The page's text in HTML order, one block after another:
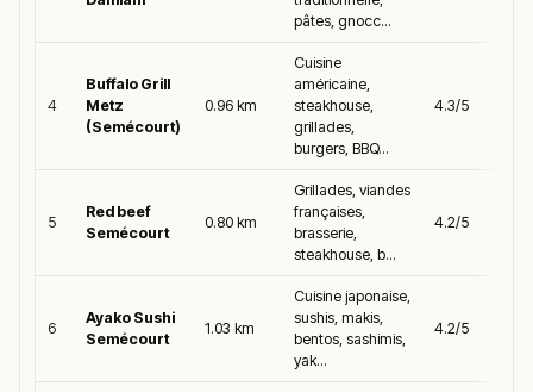
pâtes, gnocc...
4
Buffalo Grill
Metz
(Semécourt)
0.96 km
Cuisine
américaine,
steakhouse,
grillades,
burgers, BBQ...
4.3/5
5
Red beef
Semécourt
0.80 km
Grillades, viandes
françaises,
brasserie,
steakhouse, b...
4.2/5
6
Ayako Sushi
Semécourt
1.03 km
Cuisine japonaise,
sushis, makis,
bentos, sashimis,
yak...
4.2/5